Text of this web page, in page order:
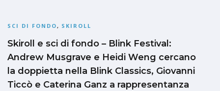
SCI DI FONDO, SKIROLL
Skiroll e sci di fondo – Blink Festival:
Andrew Musgrave e Heidi Weng cercano
la doppietta nella Blink Classics, Giovanni
Ticcò e Caterina Ganz a rappresentanza